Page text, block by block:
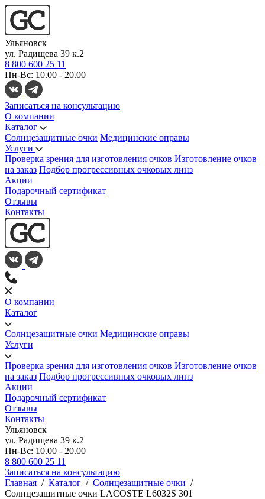
Ульяновск
ул. Радищева 39 к.2
8 800 600 25 11
Пн-Вс: 10.00 - 20.00
Записаться на консультацию
О компании
Каталог
Солнцезащитные очки Медицинские оправы
Услуги
Проверка зрения для изготовления очков Изготовление очков
на заказ Подбор прогрессивных очковых линз
Акции
Подарочный сертификат
Отзывы
Контакты
О компании
Каталог
Солнцезащитные очки Медицинские оправы
Услуги
Проверка зрения для изготовления очков Изготовление очков
на заказ Подбор прогрессивных очковых линз
Акции
Подарочный сертификат
Отзывы
Контакты
Ульяновск
ул. Радищева 39 к.2
Пн-Вс: 10.00 - 20.00
8 800 600 25 11
Записаться на консультацию
Главная / Каталог / Солнцезащитные очки /
Солнцезащитные очки LACOSTE L6032S 301